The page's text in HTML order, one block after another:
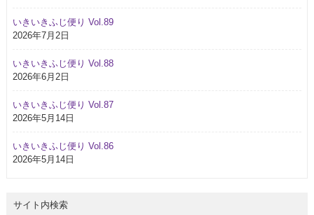
いきいきふじ便り Vol.89
2026年7月2日
いきいきふじ便り Vol.88
2026年6月2日
いきいきふじ便り Vol.87
2026年5月14日
いきいきふじ便り Vol.86
2026年5月14日
サイト内検索